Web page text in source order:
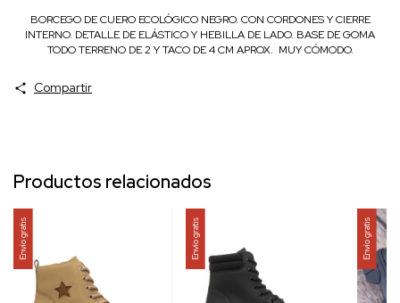
BORCEGO DE CUERO ECOLÓGICO NEGRO. CON CORDONES Y CIERRE
INTERNO. DETALLE DE ELÁSTICO Y HEBILLA DE LADO. BASE DE GOMA
TODO TERRENO DE 2 Y TACO DE 4 CM APROX. MUY CÓMODO.
Compartir
Productos relacionados
Envío gratis Envío gratis Envío gratis